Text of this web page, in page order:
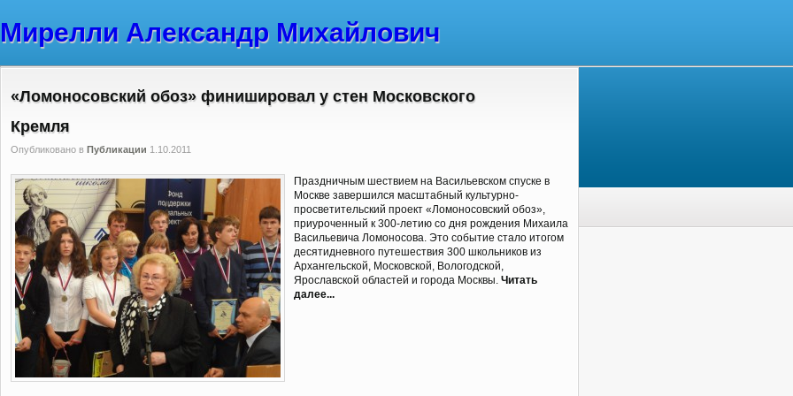
Мирелли Александр Михайлович
«Ломоносовский обоз» финишировал у стен Московского
Кремля
Опубликовано в Публикации 1.10.2011
Праздничным шествием на Васильевском спуске в
Москве завершился масштабный культурно-
просветительский проект «Ломоносовский обоз»,
приуроченный к 300-летию со дня рождения Михаила
Васильевича Ломоносова. Это событие стало итогом
десятидневного путешествия 300 школьников из
Архангельской, Московской, Вологодской,
Ярославской областей и города Москвы. Читать
далее...